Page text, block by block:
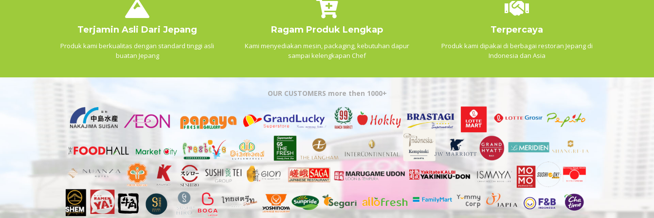
Terjamin Asli Dari Jepang
Produk kami berkualitas dengan standard tinggi asli
buatan Jepang
Ragam Produk Lengkap
Kami menyediakan mesin, packaging, kebutuhan dapur
sampai kelengkapan Chef
Terpercaya
Produk kami dipakai di berbagai restoran Jepang di
Indonesia dan Asia
OUR CUSTOMERS more then 1000+